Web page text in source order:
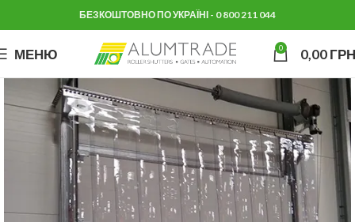
БЕЗКОШТОВНО ПО УКРАЇНІ - 0 800 211 044
МЕНЮ 0 0,00